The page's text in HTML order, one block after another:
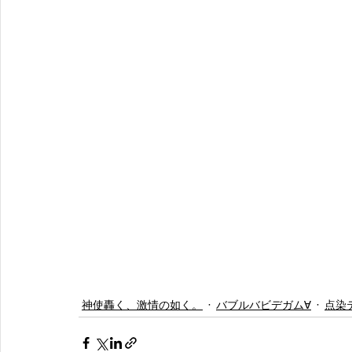
神使轟く、激情の如く。 バブルバビデガム∀ 点染